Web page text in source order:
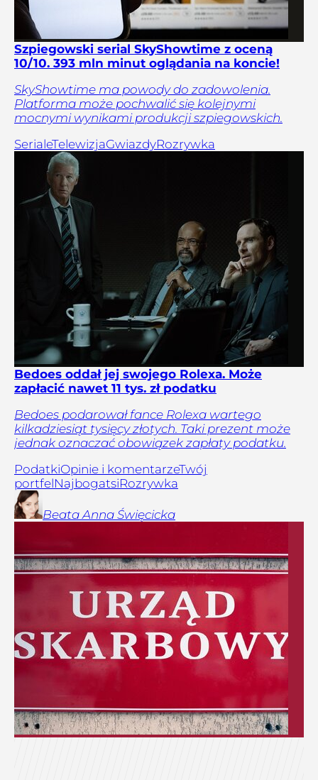
Szpiegowski serial SkyShowtime z oceną
10/10. 393 mln minut oglądania na koncie!
SkyShowtime ma powody do zadowolenia.
Platforma może pochwalić się kolejnymi
mocnymi wynikami produkcji szpiegowskich.
SerialeTelewizjaGwiazdyRozrywka
Bedoes oddał jej swojego Rolexa. Może
zapłacić nawet 11 tys. zł podatku
Bedoes podarował fance Rolexa wartego
kilkadziesiąt tysięcy złotych. Taki prezent może
jednak oznaczać obowiązek zapłaty podatku.
PodatkiOpinie i komentarzeTwój
portfelNajbogatsiRozrywka
Beata Anna Święcicka